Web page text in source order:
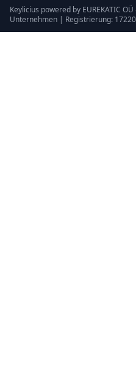
Keylicius powered by EUREKATIC
Unternehmen | Registrierung:
Handelsregister: 17220214
support@eurekatic.eu